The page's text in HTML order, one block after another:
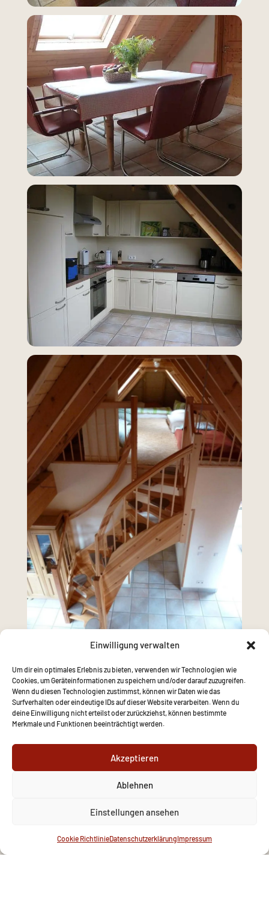
Einwilligung verwalten
Um dir ein optimales Erlebnis zu bieten, verwenden wir Technologien wie
Cookies, um Geräteinformationen zu speichern und/oder darauf zuzugreifen.
Wenn du diesen Technologien zustimmst, können wir Daten wie das
Surfverhalten oder eindeutige IDs auf dieser Website verarbeiten. Wenn du
deine Einwilligung nicht erteilst oder zurückziehst, können bestimmte
Merkmale und Funktionen beeinträchtigt werden.
Akzeptieren
Ablehnen
Einstellungen ansehen
Cookie RichtlinieDatenschutzerklärungImpressum